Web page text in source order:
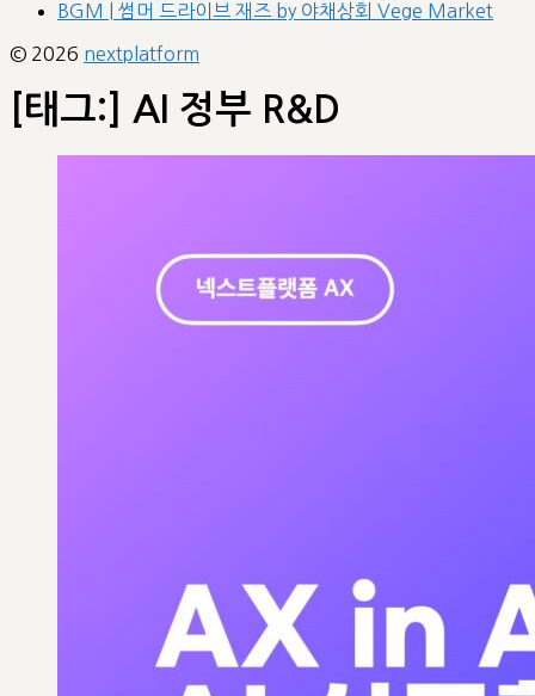
BGM | 썸머 드라이브 재즈 by 야채상회 Vege Market
© 2026 nextplatform
[태그:] AI 정부 R&D